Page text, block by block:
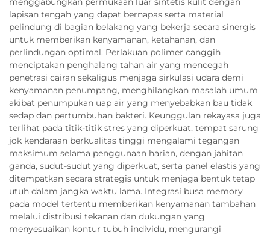
lapisan tengah yang dapat bernapas serta material
pelindung di bagian belakang yang bekerja secara sinergis
untuk memberikan kenyamanan, ketahanan, dan
perlindungan optimal. Perlakuan polimer canggih
menciptakan penghalang tahan air yang mencegah
penetrasi cairan sekaligus menjaga sirkulasi udara demi
kenyamanan penumpang, menghilangkan masalah umum
akibat penumpukan uap air yang menyebabkan bau tidak
sedap dan pertumbuhan bakteri. Keunggulan rekayasa juga
terlihat pada titik-titik stres yang diperkuat, tempat sarung
jok kendaraan berkualitas tinggi mengalami tegangan
maksimum selama penggunaan harian, dengan jahitan
ganda, sudut-sudut yang diperkuat, serta panel elastis yang
ditempatkan secara strategis untuk menjaga bentuk tetap
utuh dalam jangka waktu lama. Integrasi busa memory
pada model tertentu memberikan kenyamanan tambahan
melalui distribusi tekanan dan dukungan yang
menyesuaikan kontur tubuh individu, mengurangi